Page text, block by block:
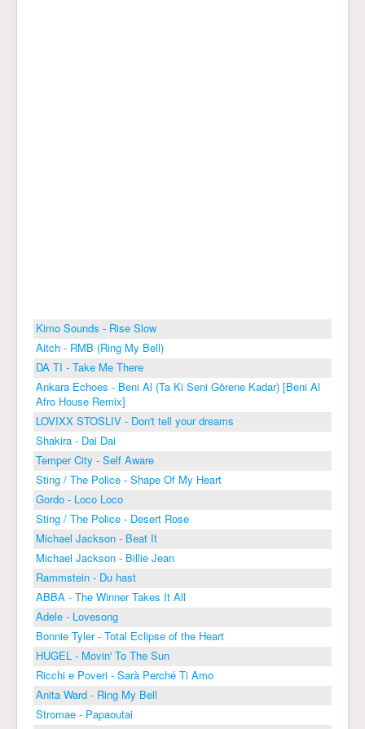
Kimo Sounds - Rise Slow
Aitch - RMB (Ring My Bell)
DA TI - Take Me There
Ankara Echoes - Beni Al (Ta Ki Seni Görene Kadar) [Beni Al
Afro House Remix]
LOVIXX STOSLIV - Don't tell your dreams
Shakira - Dai Dai
Temper City - Self Aware
Sting / The Police - Shape Of My Heart
Gordo - Loco Loco
Sting / The Police - Desert Rose
Michael Jackson - Beat It
Michael Jackson - Billie Jean
Rammstein - Du hast
ABBA - The Winner Takes It All
Adele - Lovesong
Bonnie Tyler - Total Eclipse of the Heart
HUGEL - Movin' To The Sun
Ricchi e Poveri - Sarà Perché Ti Amo
Anita Ward - Ring My Bell
Stromae - Papaoutai